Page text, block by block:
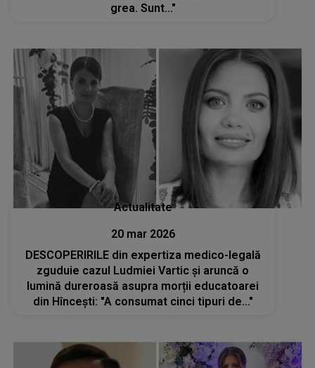
grea. Sunt..."
Actualitate
20 mar 2026
DESCOPERIRILE din expertiza medico-legală
zguduie cazul Ludmiei Vartic și aruncă o
lumină dureroasă asupra morții educatoarei
din Hîncești: "A consumat cinci tipuri de..."